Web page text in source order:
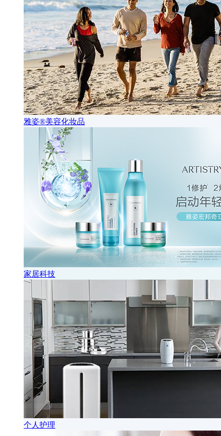
雅姿®美容化妆品
家居科技
个人护理